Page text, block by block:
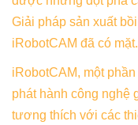
Giải pháp sản xuất
iRobotCAM đã có mặt.
iRobotCAM, một
phát hành công nghệ
tương thích với các